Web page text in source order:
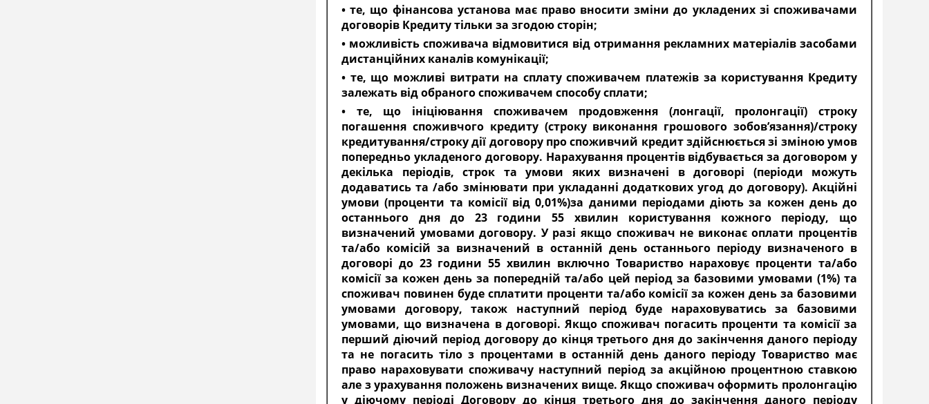
• те, що фінансова установа має право вносити зміни до укладених зі споживачами
договорів Кредиту тільки за згодою сторін;
• можливість споживача відмовитися від отримання рекламних матеріалів засобами
дистанційних каналів комунікації;
• те, що можливі витрати на сплату споживачем платежів за користування Кредиту
залежать від обраного споживачем способу сплати;
• те, що ініціювання споживачем продовження (лонгації, пролонгації) строку
погашення споживчого кредиту (строку виконання грошового зобов’язання)/строку
кредитування/строку дії договору про споживчий кредит здійснюється зі зміною умов
попередньо укладеного договору. Нарахування процентів відбувається за договором у
декілька періодів, строк та умови яких визначені в договорі (періоди можуть
додаватись та /або змінювати при укладанні додаткових угод до договору). Акційні
умови (проценти та комісії від 0,01%)за даними періодами діють за кожен день до
останнього дня до 23 години 55 хвилин користування кожного періоду, що
визначений умовами договору. У разі якщо споживач не виконає оплати процентів
та/або комісій за визначений в останній день останнього періоду визначеного в
договорі до 23 години 55 хвилин включно Товариство нараховує проценти та/або
комісії за кожен день за попередній та/або цей період за базовими умовами (1%) та
споживач повинен буде сплатити проценти та/або комісії за кожен день за базовими
умовами договору, також наступний період буде нараховуватись за базовими
умовами, що визначена в договорі. Якщо споживач погасить проценти та комісії за
перший діючий період договору до кінця третього дня до закінчення даного періоду
та не погасить тіло з процентами в останній день даного періоду Товариство має
право нараховувати споживачу наступний період за акційною процентною ставкою
але з урахування положень визначених вище. Якщо споживач оформить пролонгацію
у діючому періоді Договору до кінця третього дня до закінчення даного періоду